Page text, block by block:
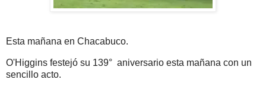
Esta mañana en Chacabuco.
O'Higgins festejó su 139° aniversario esta mañana con un
sencillo acto.